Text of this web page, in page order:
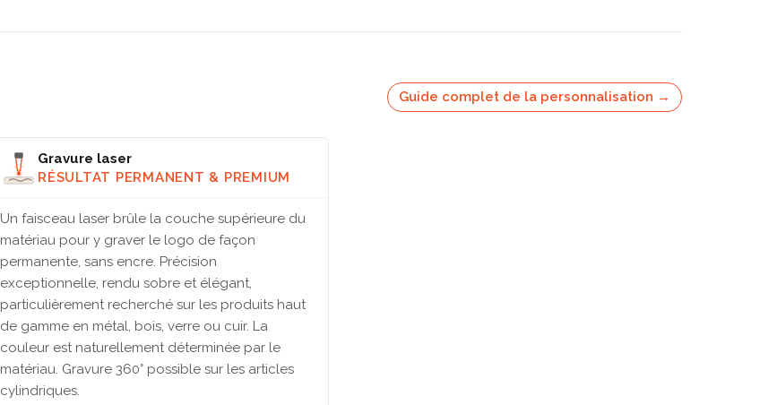
Guide complet de la personnalisation →
Gravure laser
RÉSULTAT PERMANENT & PREMIUM
Un faisceau laser brûle la couche supérieure du
matériau pour y graver le logo de façon
permanente, sans encre. Précision
exceptionnelle, rendu sobre et élégant,
particulièrement recherché sur les produits haut
de gamme en métal, bois, verre ou cuir. La
couleur est naturellement déterminée par le
matériau. Gravure 360° possible sur les articles
cylindriques.